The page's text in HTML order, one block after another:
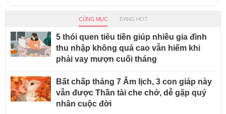
CÙNG MỤC ĐANG HOT
5 thói quen tiêu tiền giúp nhiều gia đình
thu nhập không quá cao vẫn hiếm khi
phải vay mượn cuối tháng
Bất chấp tháng 7 Âm lịch, 3 con giáp này
vẫn được Thần tài che chở, dễ gặp quý
nhân cuộc đời